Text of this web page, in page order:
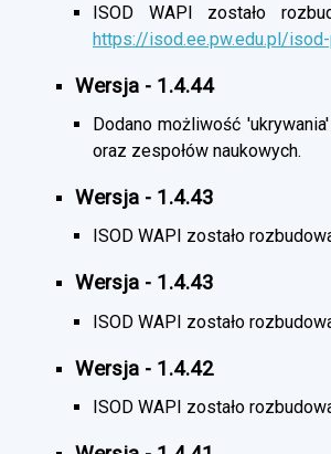
ISOD WAPI zostało
https://isod.ee.pw.edu.pl/
Wersja - 1.4.44
Dodano możliwość
oraz zespołów naukowych.
Wersja - 1.4.43
ISOD WAPI zostało
Wersja - 1.4.43
ISOD WAPI zostało
Wersja - 1.4.42
ISOD WAPI zostało